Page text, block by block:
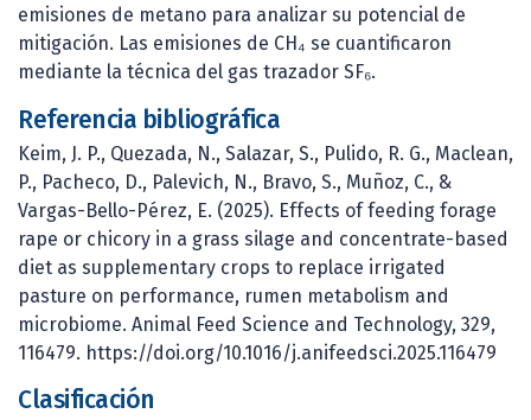
emisiones de metano para analizar su potencial de
mitigación. Las emisiones de CH₄ se cuantificaron
mediante la técnica del gas trazador SF₆.
Referencia bibliográfica
Keim, J. P., Quezada, N., Salazar, S., Pulido, R. G., Maclean,
P., Pacheco, D., Palevich, N., Bravo, S., Muñoz, C., &
Vargas-Bello-Pérez, E. (2025). Effects of feeding forage
rape or chicory in a grass silage and concentrate-based
diet as supplementary crops to replace irrigated
pasture on performance, rumen metabolism and
microbiome. Animal Feed Science and Technology, 329,
116479. https://doi.org/10.1016/j.anifeedsci.2025.116479
Clasificación